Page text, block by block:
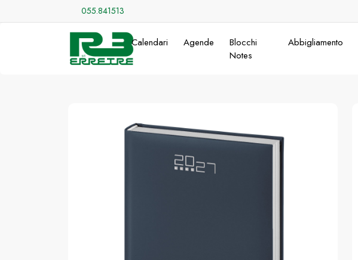
055.841513
Calendari Agende
Blocchi
Notes
Abbigliamento